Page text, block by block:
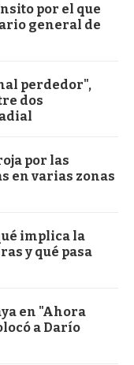
por el que
general de
perdedor",
dos
por las
en varias zonas
implica la
y qué pasa
en "Ahora
a Darío